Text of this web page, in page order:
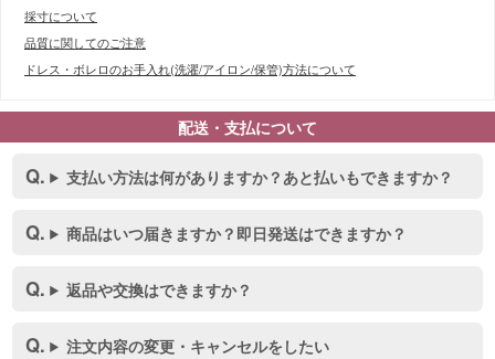
採寸について
品質に関してのご注意
ドレス・ボレロのお手入れ(洗濯/アイロン/保管)方法について
配送・支払について
支払い方法は何がありますか？あと払いもできますか？
商品はいつ届きますか？即日発送はできますか？
返品や交換はできますか？
注文内容の変更・キャンセルをしたい